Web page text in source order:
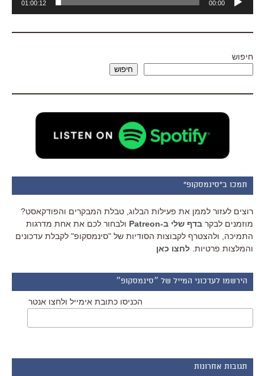
אודיו
00:00
01:00:12
חיפוש
חיפוש
תמכו ב"סינמסקופ"
רוצים לעזור לממן את פעילות הבלוג, טבלת המבקרים והפודקאסט?
מוזמנים לבקר בדף שלי ב-Patreon
ולבחור לכם את אחת מדרגות
התמיכה, ולהצטרף לקבוצות הסודיות של "סינמסקופ" לקבלת עדכונים
והמלצות פרטיות. לחצו כאן
הירשמו לעדכוני המייל של ״סינמסקופ״
הכניסו כתובת אימייל ולחצו אנטר
תגובות אחרונות